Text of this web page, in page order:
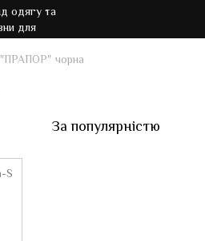
"ПРАПОР" чорна
За популярністю